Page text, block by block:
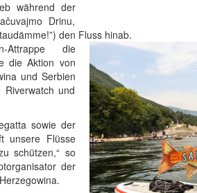
während der
Drinu,
den Fluss hinab.
Attrappe die
die Aktion von
und Serbien
und
sowie der
unsere Flüsse
schützen,“ so
der